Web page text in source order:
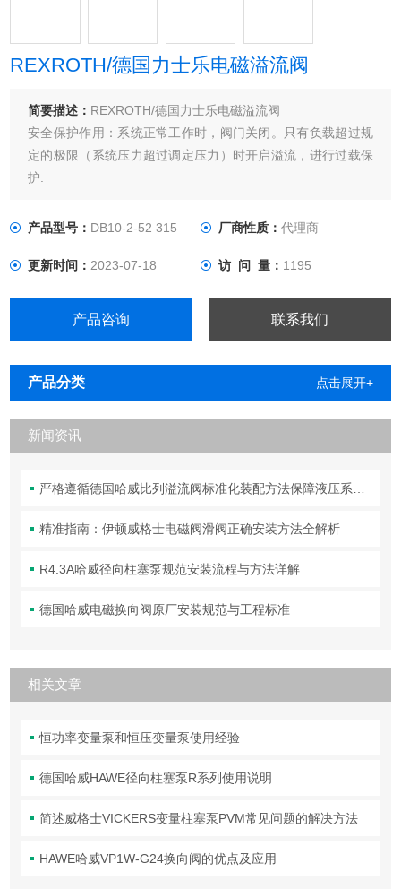
REXROTH/德国力士乐电磁溢流阀
简要描述： REXROTH/德国力士乐电磁溢流阀
安全保护作用：系统正常工作时，阀门关闭。只有负载超过规
定的极限（系统压力超过调定压力）时开启溢流，进行过载保
护.
产品型号： DB10-2-52 315 厂商性质： 代理商
更新时间：2023-07-18 访 问 量： 1195
产品咨询 联系我们
产品分类 点击展开+
新闻资讯
严格遵循德国哈威比列溢流阀标准化装配方法保障液压系统压力调控精准可靠
精准指南：伊顿威格士电磁阀滑阀正确安装方法全解析
R4.3A哈威径向柱塞泵规范安装流程与方法详解
德国哈威电磁换向阀原厂安装规范与工程标准
相关文章
恒功率变量泵和恒压变量泵使用经验
德国哈威HAWE径向柱塞泵R系列使用说明
简述威格士VICKERS变量柱塞泵PVM常见问题的解决方法
HAWE哈威VP1W-G24换向阀的优点及应用